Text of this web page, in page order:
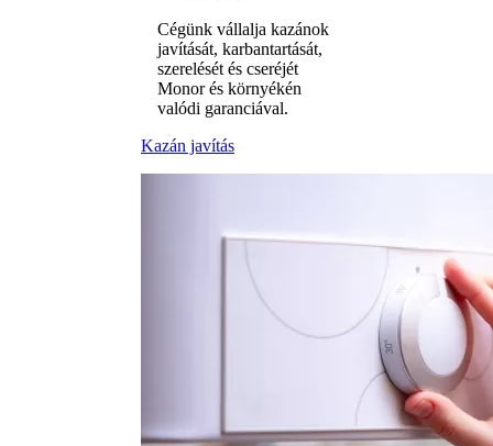
Cégünk vállalja kazánok
javítását, karbantartását,
szerelését és cseréjét
Monor és környékén
valódi garanciával.
Kazán javítás